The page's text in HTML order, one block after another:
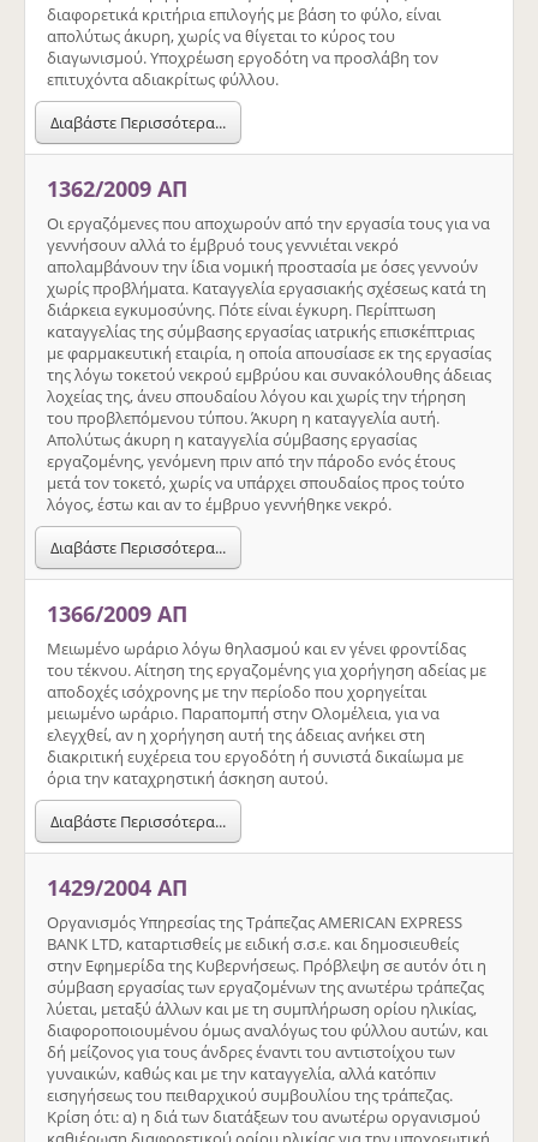
διαφορετικά κριτήρια επιλογής με βάση το φύλο, είναι
απολύτως άκυρη, χωρίς να θίγεται το κύρος του
διαγωνισμού. Υποχρέωση εργοδότη να προσλάβη τον
επιτυχόντα αδιακρίτως φύλλου.
Διαβάστε Περισσότερα...
1362/2009 ΑΠ
Οι εργαζόμενες που αποχωρούν από την εργασία τους για να
γεννήσουν αλλά το έμβρυό τους γεννιέται νεκρό
απολαμβάνουν την ίδια νομική προστασία με όσες γεννούν
χωρίς προβλήματα. Καταγγελία εργασιακής σχέσεως κατά τη
διάρκεια εγκυμοσύνης. Πότε είναι έγκυρη. Περίπτωση
καταγγελίας της σύμβασης εργασίας ιατρικής επισκέπτριας
με φαρμακευτική εταιρία, η οποία απουσίασε εκ της εργασίας
της λόγω τοκετού νεκρού εμβρύου και συνακόλουθης άδειας
λοχείας της, άνευ σπουδαίου λόγου και χωρίς την τήρηση
του προβλεπόμενου τύπου. Άκυρη η καταγγελία αυτή.
Απολύτως άκυρη η καταγγελία σύμβασης εργασίας
εργαζομένης, γενόμενη πριν από την πάροδο ενός έτους
μετά τον τοκετό, χωρίς να υπάρχει σπουδαίος προς τούτο
λόγος, έστω και αν το έμβρυο γεννήθηκε νεκρό.
Διαβάστε Περισσότερα...
1366/2009 ΑΠ
Μειωμένο ωράριο λόγω θηλασμού και εν γένει φροντίδας
του τέκνου. Αίτηση της εργαζομένης για χορήγηση αδείας με
αποδοχές ισόχρονης με την περίοδο που χορηγείται
μειωμένο ωράριο. Παραπομπή στην Ολομέλεια, για να
ελεγχθεί, αν η χορήγηση αυτή της άδειας ανήκει στη
διακριτική ευχέρεια του εργοδότη ή συνιστά δικαίωμα με
όρια την καταχρηστική άσκηση αυτού.
Διαβάστε Περισσότερα...
1429/2004 ΑΠ
Οργανισμός Υπηρεσίας της Τράπεζας AMERICAN EXPRESS
BANK LTD, καταρτισθείς με ειδική σ.σ.ε. και δημοσιευθείς
στην Εφημερίδα της Κυβερνήσεως. Πρόβλεψη σε αυτόν ότι η
σύμβαση εργασίας των εργαζομένων της ανωτέρω τράπεζας
λύεται, μεταξύ άλλων και με τη συμπλήρωση ορίου ηλικίας,
διαφοροποιουμένου όμως αναλόγως του φύλλου αυτών, και
δή μείζονος για τους άνδρες έναντι του αντιστοίχου των
γυναικών, καθώς και με την καταγγελία, αλλά κατόπιν
εισηγήσεως του πειθαρχικού συμβουλίου της τράπεζας.
Κρίση ότι: α) η διά των διατάξεων του ανωτέρω οργανισμού